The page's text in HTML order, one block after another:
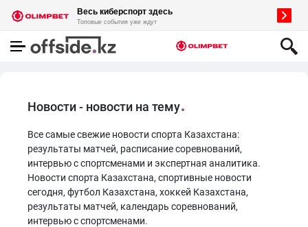
Новости - новости на тему
Все самые свежие новости спорта Казахстана:
результаты матчей, расписание соревнований,
интервью с спортсменами и экспертная аналитика.
Новости спорта Казахстана, спортивные новости
сегодня, футбол Казахстана, хоккей Казахстана,
результаты матчей, календарь соревнований,
интервью с спортсменами.